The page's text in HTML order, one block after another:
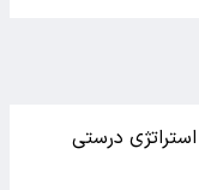
استراتژی درستی